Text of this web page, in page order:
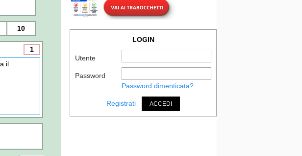
10
1
il
LOGIN
Utente
Password
Password dimenticata?
Registrati ACCEDI